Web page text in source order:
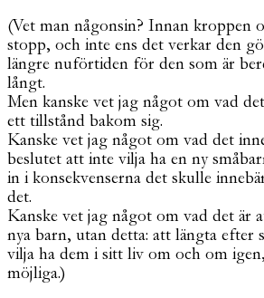
(Vet man någonsin? Innan kroppen
stopp, och inte ens det verkar den
längre nuförtiden för den som är
långt.
Men kanske vet jag något om vad
ett tillstånd bakom sig.
Kanske vet jag något om vad det
beslutet att inte vilja ha en ny
in i konsekvenserna det skulle
det.
Kanske vet jag något om vad det är
nya barn, utan detta: att längta efter
vilja ha dem i sitt liv om och om
möjliga.)